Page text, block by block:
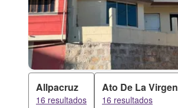
Allpacruz
16 resultados
Ato De La Virgen
16 resultados